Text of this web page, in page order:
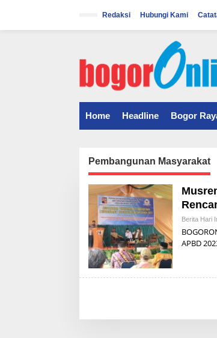
i
Redaksi Hubungi Kami
Home Headline Bogor
Pembangunan Masyarakat
Berita Hari
APBD